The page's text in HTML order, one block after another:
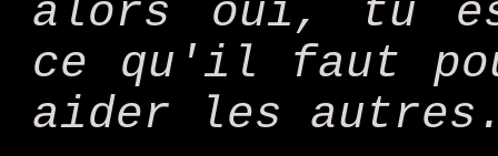
alors oui, tu
ce qu'il faut
aider les